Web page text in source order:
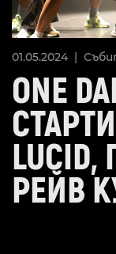
01.05.2024 |
ONE
РЕЙВ